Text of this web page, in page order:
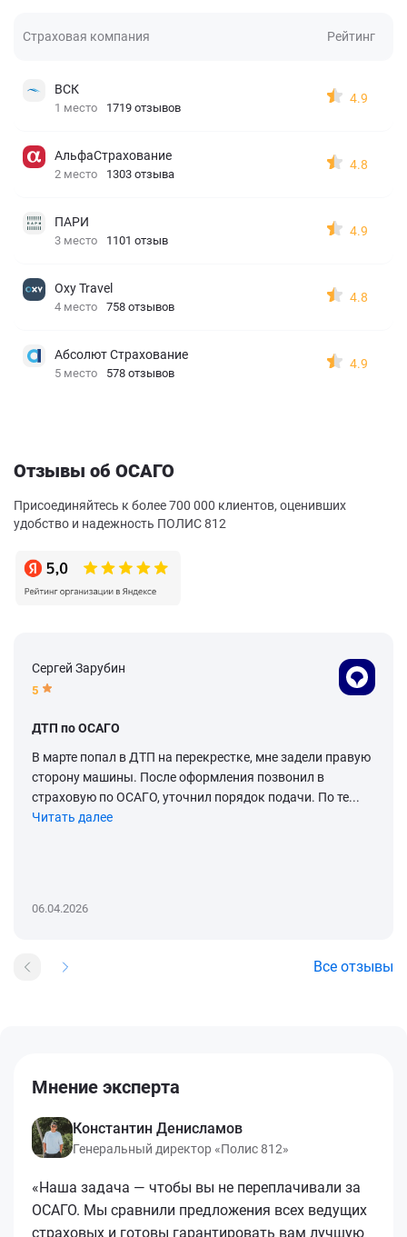
Страховая компания Рейтинг
ВСК
1 место 1719 отзывов
4.9
АльфаСтрахование
2 место 1303 отзыва
4.8
ПАРИ
3 место 1101 отзыв
4.9
Oxy Travel
4 место 758 отзывов
4.8
Абсолют Страхование
5 место 578 отзывов
4.9
Отзывы об ОСАГО
Присоединяйтесь к более 700 000 клиентов, оценивших
удобство и надежность ПОЛИС 812
Сергей Зарубин
5
ДТП по ОСАГО
В марте попал в ДТП на перекрестке, мне задели правую
сторону машины. После оформления позвонил в
страховую по ОСАГО, уточнил порядок подачи. По те...
Читать далее
06.04.2026
Все отзывы
Мнение эксперта
Константин Денисламов
Генеральный директор «Полис 812»
«Наша задача — чтобы вы не переплачивали за
ОСАГО. Мы сравнили предложения всех ведущих
страховых и готовы гарантировать вам лучшую